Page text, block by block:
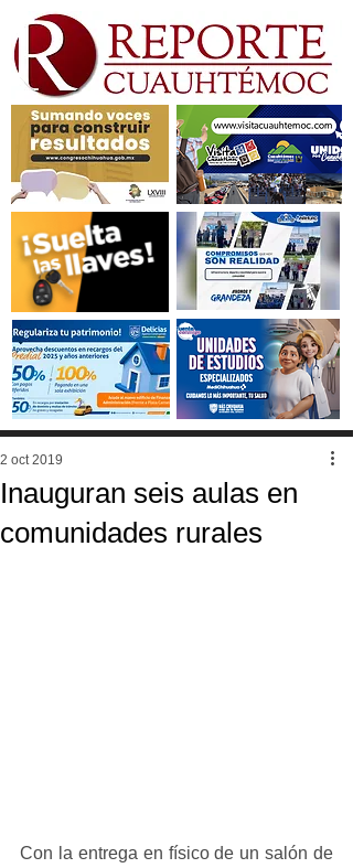
Inauguran seis aulas en
comunidades rurales
2 oct 2019
Con la entrega en físico de un salón de